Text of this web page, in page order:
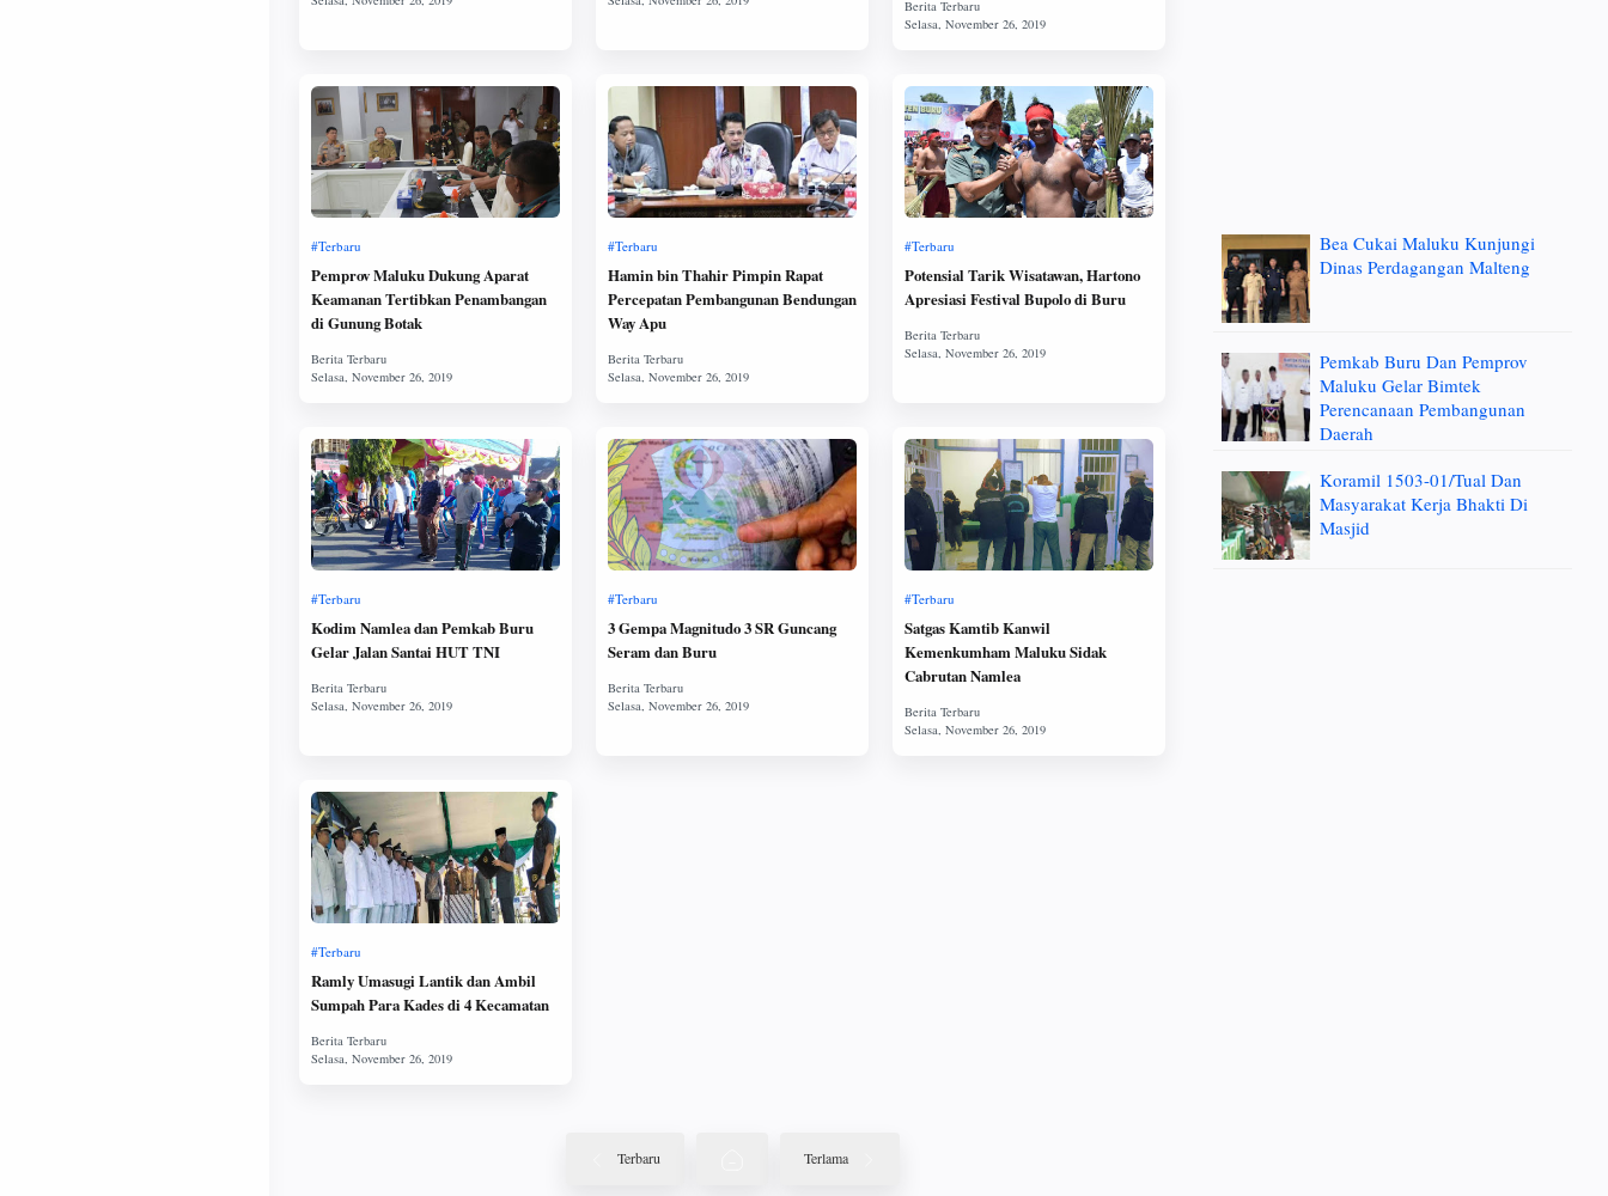
Pemprov Maluku Dukung Aparat
Keamanan Tertibkan Penambangan
di Gunung Botak
Hamin bin Thahir Pimpin Rapat
Percepatan Pembangunan Bendungan
Way Apu
Potensial Tarik Wisatawan, Hartono
Apresiasi Festival Bupolo di Buru
Kodim Namlea dan Pemkab Buru
Gelar Jalan Santai HUT TNI
3 Gempa Magnitudo 3 SR Guncang
Seram dan Buru
Satgas Kamtib Kanwil
Kemenkumham Maluku Sidak
Cabrutan Namlea
Ramly Umasugi Lantik dan Ambil
Sumpah Para Kades di 4 Kecamatan
Terbaru Terlama
Bea Cukai Maluku Kunjungi
Dinas Perdagangan Malteng
Pemkab Buru Dan Pemprov
Maluku Gelar Bimtek
Perencanaan Pembangunan
Daerah
Koramil 1503-01/Tual Dan
Masyarakat Kerja Bhakti Di
Masjid